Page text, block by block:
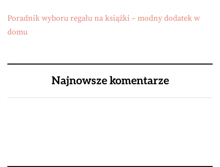
Poradnik wyboru regału na książki – modny dodatek w
domu
Najnowsze komentarze